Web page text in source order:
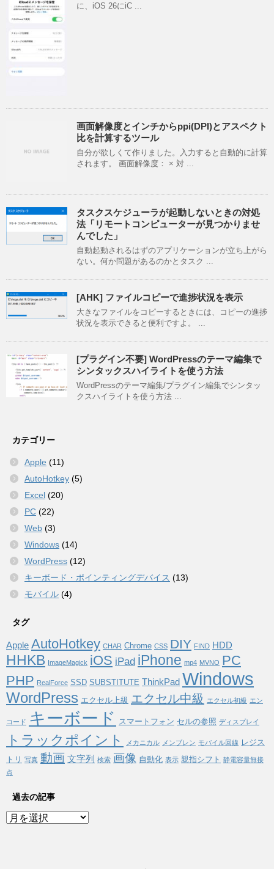
に、iOS 26にiC ...
画面解像度とインチからppi(DPI)とアスペクト
比を計算するツール
自分が欲しくて作りました。入力すると自動的に計算
されます。 画面解像度： × 対 ...
タスクスケジューラが起動しないときの対処
法「リモートコンピューターが見つかりませ
んでした」
自動起動されるはずのアプリケーションが立ち上がら
ない。何か問題があるのかとタスク ...
[AHK] ファイルコピーで進捗状況を表示
大きなファイルをコピーするときには、コピーの進捗
状況を表示できると便利ですよ。 ...
[プラグイン不要] WordPressのテーマ編集で
シンタックスハイライトを使う方法
WordPressのテーマ編集/プラグイン編集でシンタッ
クスハイライトを使う方法 ...
カテゴリー
Apple (11)
AutoHotkey (5)
Excel (20)
PC (22)
Web (3)
Windows (14)
WordPress (12)
キーボード・ポインティングデバイス (13)
モバイル (4)
タグ
Apple AutoHotkey CHAR Chrome CSS DIY FIND HDD
HHKB ImageMagick iOS iPad iPhone mp4 MVNO PC
PHP RealForce SSD SUBSTITUTE ThinkPad Windows
WordPress エクセル上級 エクセル中級 エクセル初級 エン
コード キーボード スマートフォン セルの参照 ディスプレイ
トラックポイント メカニカル メンブレン モバイル回線 レジス
トリ 写真 動画 文字列 検索 画像 自動化 表示 親指シフト 静電容量無接
点
過去の記事
過